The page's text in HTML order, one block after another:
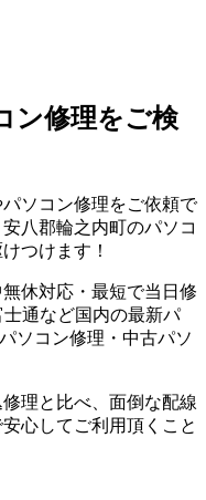
ン修理をご検
ソコン修理をご依頼で
八郡輪之内町のパソコ
つけます！
休対応・最短で当日修
通など国内の最新パ
ソコン修理・中古パソ
理と比べ、面倒な配線
心してご利用頂くこと